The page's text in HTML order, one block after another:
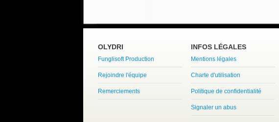
OLYDRI
Funglisoft Production
Rejoindre l'équipe
Remerciements
INFOS LÉGALES
Mentions légales
Charte d'utilisation
Politique de confidentialité
Signaler un abus